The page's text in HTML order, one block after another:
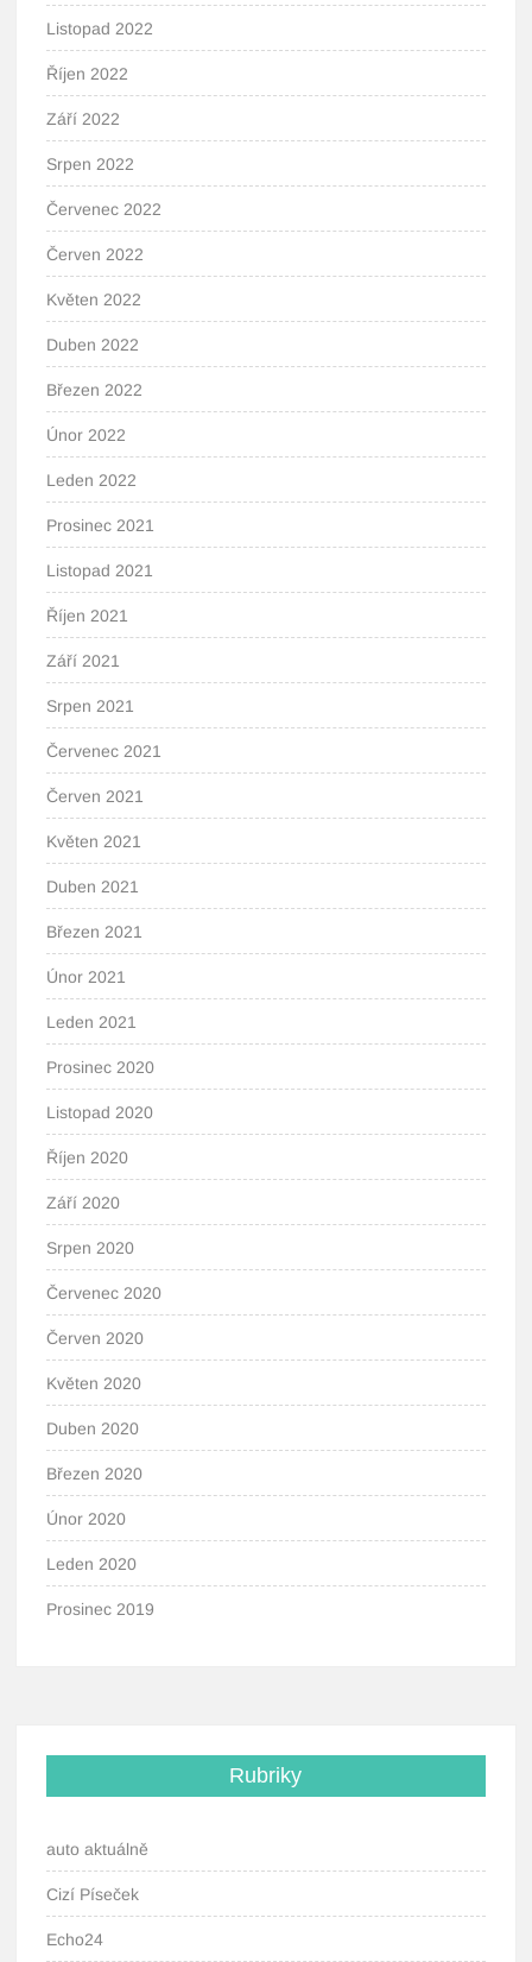
Listopad 2022
Říjen 2022
Září 2022
Srpen 2022
Červenec 2022
Červen 2022
Květen 2022
Duben 2022
Březen 2022
Únor 2022
Leden 2022
Prosinec 2021
Listopad 2021
Říjen 2021
Září 2021
Srpen 2021
Červenec 2021
Červen 2021
Květen 2021
Duben 2021
Březen 2021
Únor 2021
Leden 2021
Prosinec 2020
Listopad 2020
Říjen 2020
Září 2020
Srpen 2020
Červenec 2020
Červen 2020
Květen 2020
Duben 2020
Březen 2020
Únor 2020
Leden 2020
Prosinec 2019
Rubriky
auto aktuálně
Cizí Píseček
Echo24